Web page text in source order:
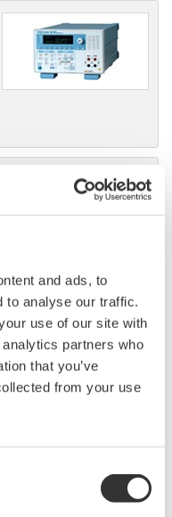
and ads, to
to analyse our traffic.
use of our site with
partners who
that you’ve
from your use
(SMF)。只有0.8m的事